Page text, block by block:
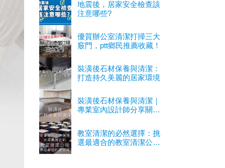
地震後，居家安全檢查該
注意哪些?
優質辦公室清潔打掃三大
竅門，ptt鄉民推薦收藏！
裝潢後石材保養與清潔：
打造持久美麗的居家環境
裝潢後石材保養與清潔｜
專業室內設計師分享關鍵
教室清潔的必然選擇：挑
選最適合的教室清潔公司